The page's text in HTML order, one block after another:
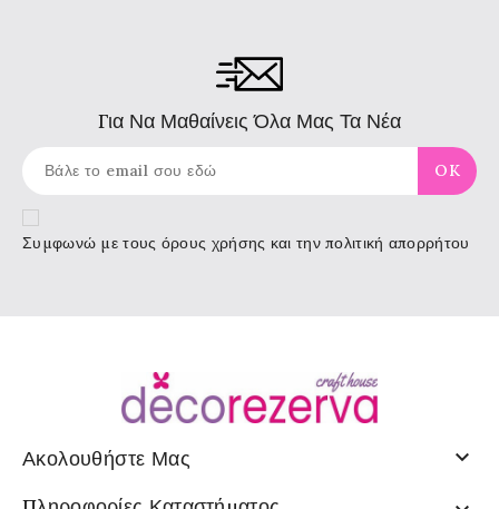
Για Να Μαθαίνεις Όλα Μας Τα Νέα
Συμφωνώ με τους όρους χρήσης και την πολιτική απορρήτου
Ακολουθήστε Μας 